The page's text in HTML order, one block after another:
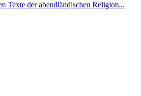
Texte der abendländischen Religion...